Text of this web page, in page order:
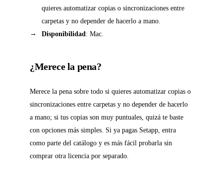
quieres automatizar copias o sincronizaciones entre
carpetas y no depender de hacerlo a mano.
Disponibilidad: Mac.
¿Merece la pena?
Merece la pena sobre todo si quieres automatizar copias o
sincronizaciones entre carpetas y no depender de hacerlo
a mano; si tus copias son muy puntuales, quizá te baste
con opciones más simples. Si ya pagas Setapp, entra
como parte del catálogo y es más fácil probarla sin
comprar otra licencia por separado.